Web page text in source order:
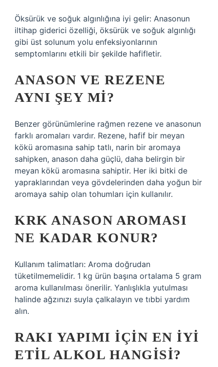
Öksürük ve soğuk algınlığına iyi gelir: Anasonun
iltihap giderici özelliği, öksürük ve soğuk algınlığı
gibi üst solunum yolu enfeksiyonlarının
semptomlarını etkili bir şekilde hafifletir.
ANASON VE REZENE
AYNI ŞEY MI?
Benzer görünümlerine rağmen rezene ve anasonun
farklı aromaları vardır. Rezene, hafif bir meyan
kökü aromasına sahip tatlı, narin bir aromaya
sahipken, anason daha güçlü, daha belirgin bir
meyan kökü aromasına sahiptir. Her iki bitki de
yapraklarından veya gövdelerinden daha yoğun bir
aromaya sahip olan tohumları için kullanılır.
KRK ANASON AROMASI
NE KADAR KONUR?
Kullanım talimatları: Aroma doğrudan
tüketilmemelidir. 1 kg ürün başına ortalama 5 gram
aroma kullanılması önerilir. Yanlışlıkla yutulması
halinde ağzınızı suyla çalkalayın ve tıbbi yardım
alın.
RAKI YAPIMI IÇIN EN IYI
ETIL ALKOL HANGISI?